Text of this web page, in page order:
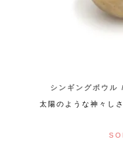
シンギングボウ
太陽のような神々し